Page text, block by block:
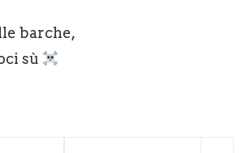
barche,
sù